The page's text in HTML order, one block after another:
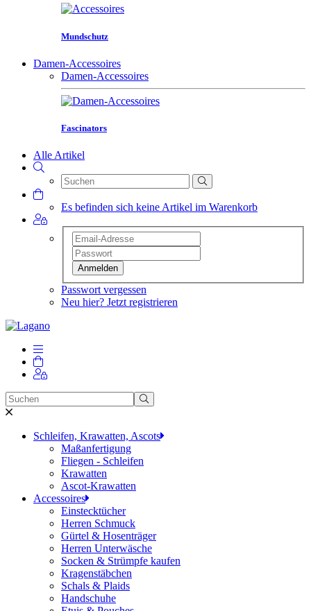
Mundschutz
Damen-Accessoires
Damen-Accessoires
Fascinators
Alle Artikel
Es befinden sich keine Artikel im Warenkorb
Anmelden
Passwort vergessen
Neu hier? Jetzt registrieren
Schleifen, Krawatten, Ascots
Maßanfertigung
Fliegen - Schleifen
Krawatten
Ascot-Krawatten
Accessoires
Einstecktücher
Herren Schmuck
Gürtel & Hosenträger
Herren Unterwäsche
Socken & Strümpfe kaufen
Kragenstäbchen
Schals & Plaids
Handschuhe